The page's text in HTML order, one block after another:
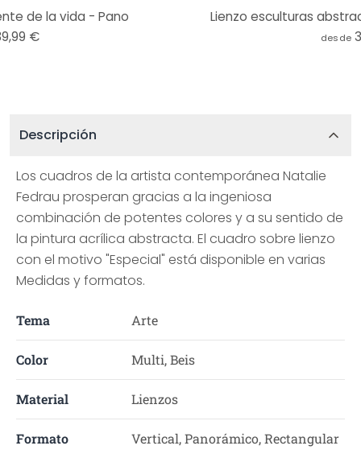
de la vida - Pano
€
Lienzo esculturas
desde
Descripción
Los cuadros de la artista contemporánea Natalie
Fedrau prosperan gracias a la ingeniosa
combinación de potentes colores y a su sentido de
la pintura acrílica abstracta. El cuadro sobre lienzo
con el motivo "Especial" está disponible en varias
Medidas y formatos.
Tema Arte
Color Multi, Beis
Material Lienzos
Formato Vertical, Panorámico, Rectangular